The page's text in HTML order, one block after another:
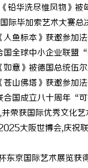
铅华洗尽惟风物》
际毕加索艺术大赛总
人鱼标本》获邀参
国全球中小企业联盟
意》被德国总统伍
山佛塔》获邀参加
国成立八十周年“
荣获国际优秀文化艺
大阪世博会,庆祝
东京国际艺术展览获